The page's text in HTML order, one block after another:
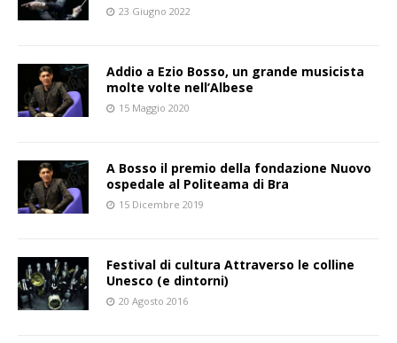
23 Giugno 2022
Addio a Ezio Bosso, un grande musicista
molte volte nell’Albese
15 Maggio 2020
A Bosso il premio della fondazione Nuovo
ospedale al Politeama di Bra
15 Dicembre 2019
Festival di cultura Attraverso le colline
Unesco (e dintorni)
20 Agosto 2016